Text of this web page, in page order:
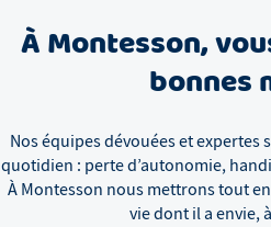
ÀMontesson,
bonnes
Nos équipes dévouées et
quotidien : perte d’autonomie,
À Montesson nous mettrons tout
vie dont il a envie,